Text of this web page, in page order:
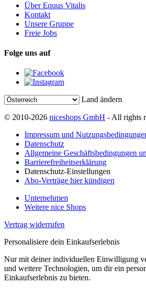
Über Equus Vitalis
Kontakt
Unsere Gruppe
Freie Jobs
Folge uns auf
Land ändern
© 2010-2026 niceshops GmbH - All rights
Impressum und
Datenschutz
Allgemeine Geschäftsbedingungen
Barrierefreiheitserklärung
Datenschutz-Einstellungen
Abo-Verträge hier kündigen
Unternehmen
Weitere nice Shops
Vertrag widerrufen
Personalisiere dein Einkaufserlebnis
Nur mit deiner individuellen Einwilligung
und weitere Technologien, um dir ein
Einkaufserlebnis zu bieten.